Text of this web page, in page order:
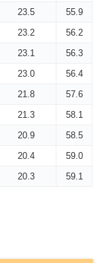
23.5
55.9
23.2
56.2
23.1
56.3
23.0
56.4
21.8
57.6
21.3
58.1
20.9
58.5
20.4
59.0
20.3 59.1